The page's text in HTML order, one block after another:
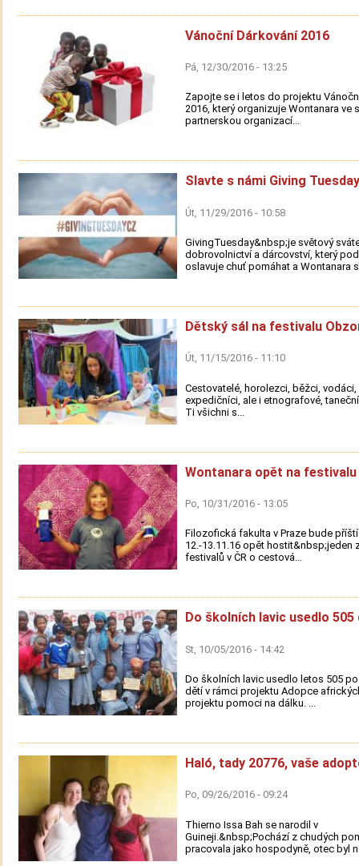
Vánoční Dárkování 2016
Pá, 12/30/2016 - 13:25
Zapojte se i letos do projektu
2016, který organizuje Wontanara ve
partnerskou organizací...
Slavte s námi Giving
Út, 11/29/2016 - 10:58
GivingTuesday&nbsp;je světový
dobrovolnictví a dárcovství, který
oslavuje chuť pomáhat a Wontanara
Dětský sál na festivalu
Út, 11/15/2016 - 11:10
Cestovatelé, horolezci, běžci,
expedičníci, ale i etnografové,
Ti všichni s...
Wontanara opět na
Po, 10/31/2016 - 13:05
Filozofická fakulta v Praze bude
12.-13.11.16 opět hostit&nbsp;jeden
festivalů v ČR o cestová...
Do školních lavic usedlo 505
St, 10/05/2016 - 14:42
Do školních lavic usedlo letos 505
dětí v rámci projektu Adopce
projektu pomoci na dálku. ...
Haló, tady 20776, vaše
Po, 09/26/2016 - 09:24
Thierno Issa Bah se narodil v
Guineji.&nbsp;Pochází z chudých
pracovala jako hospodyně, otec byl